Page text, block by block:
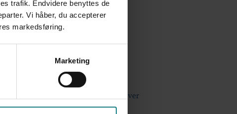
trafik. Endvidere benyttes de
Vi håber, du accepterer
markedsføring.
Marketing
af IKT's betydning for den
i mainstreamsamfundet
og forskelssætninger af elever